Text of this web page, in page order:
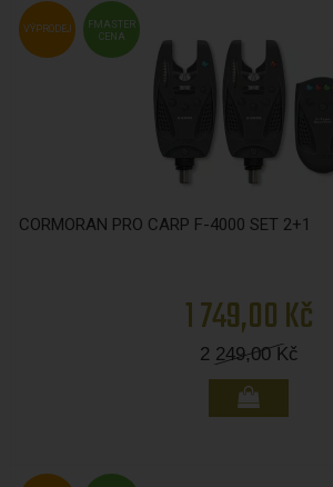
FMASTER
CENA
VÝPRODEJ
CORMORAN PRO CARP F-4000 SET 2+1
1 749,00 Kč
2 249,00Kč